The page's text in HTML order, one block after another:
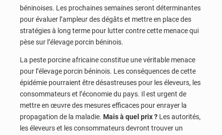
béninoises. Les prochaines semaines seront déterminantes
pour évaluer l’ampleur des dégâts et mettre en place des
stratégies à long terme pour lutter contre cette menace qui
pèse sur l’élevage porcin béninois.
La peste porcine africaine constitue une véritable menace
pour l’élevage porcin béninois. Les conséquences de cette
épidémie pourraient être désastreuses pour les éleveurs, les
consommateurs et l’économie du pays. Il est urgent de
mettre en œuvre des mesures efficaces pour enrayer la
propagation de la maladie. Mais à quel prix ? Les autorités,
les éleveurs et les consommateurs devront trouver un